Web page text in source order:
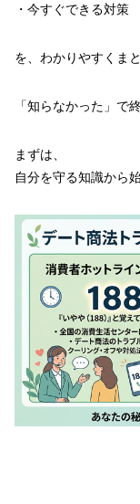
・今すぐできる対策
を、わかりやすくま
「知らなかった」で
まずは、
自分を守る知識から